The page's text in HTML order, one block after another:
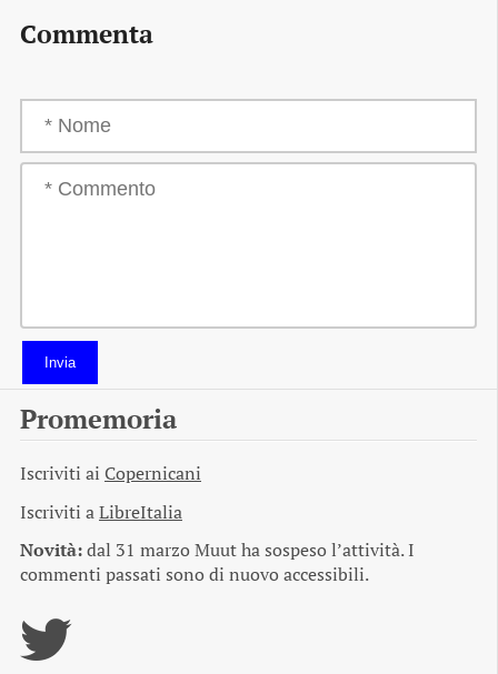
Commenta
Invia
Promemoria
Iscriviti ai Copernicani
Iscriviti aLibreItalia
Novità:dal 31 marzo Muut ha sospeso l’attività. I
commenti passati sono di nuovo accessibili.